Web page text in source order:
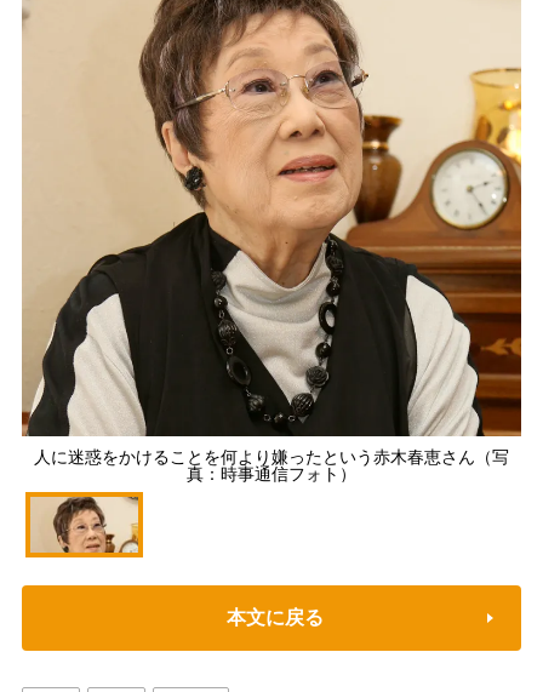
人に迷惑をかけることを何より嫌ったという赤木春恵さん（写
真：時事通信フォト）
本文に戻る